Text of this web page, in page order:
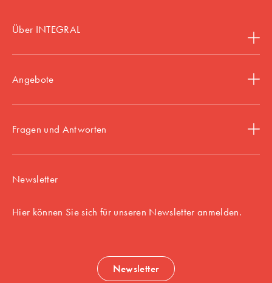
Über INTEGRAL
Angebote
Fragen und Antworten
Newsletter
Hier können Sie sich für unseren Newsletter anmelden.
Newsletter